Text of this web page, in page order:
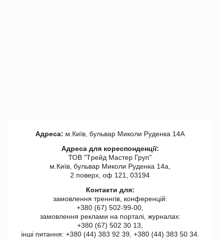
Адреса: м.Київ, бульвар Миколи Руденка 14А
Адреса для кореспонденції:
ТОВ "Tрейд Мастер Груп"
м.Київ, бульвар Миколи Руденка 14а,
2 поверх, оф 121, 03194
Контакти для:
замовлення треннгів, конференцій:
+380 (67) 502-99-00,
замовлення реклами на порталі, журналах:
+380 (67) 502 30 13,
інші питання: +380 (44) 383 92 39, +380 (44) 383 50 34.